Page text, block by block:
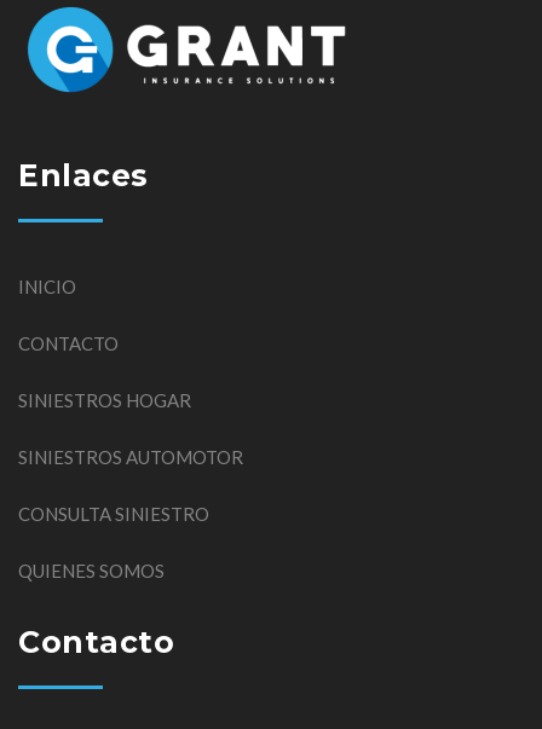
Enlaces
INICIO
CONTACTO
SINIESTROS HOGAR
SINIESTROS AUTOMOTOR
CONSULTA SINIESTRO
QUIENES SOMOS
Contacto